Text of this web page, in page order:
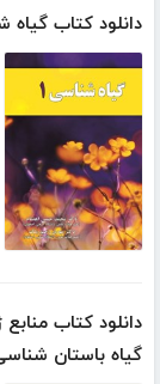
دانلود کتاب گیاه
دانلود کتاب
گیاه باستان